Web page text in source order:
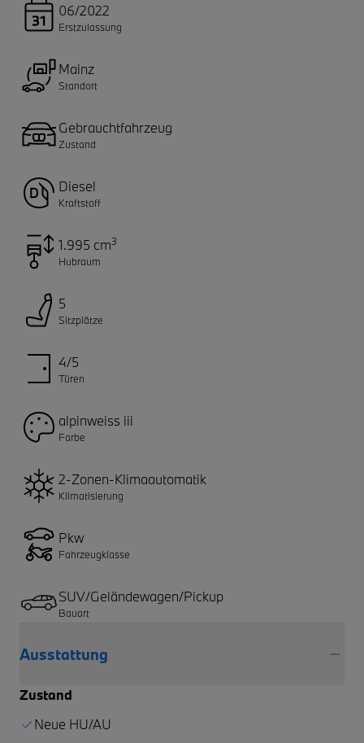
06/2022
Erstzulassung
Mainz
Standort
Gebrauchtfahrzeug
Zustand
Diesel
Kraftstoff
1.995 cm3
Hubraum
5
Sitzplätze
4/5
Türen
alpinweiss iii
Farbe
2-Zonen-Klimaautomatik
Klimatisierung
Pkw
Fahrzeugklasse
SUV/Geländewagen/Pickup
Bauart
Ausstattung
Zustand
Neue HU/AU